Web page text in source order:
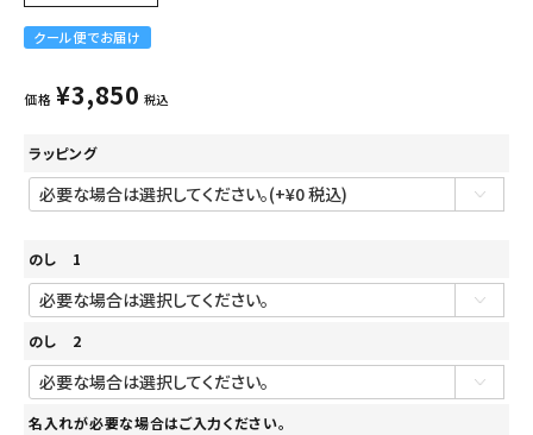
クール便でお届け
価格 ¥3,850 税込
ラッピング
のし 1
のし 2
名入れが必要な場合はご入力ください。